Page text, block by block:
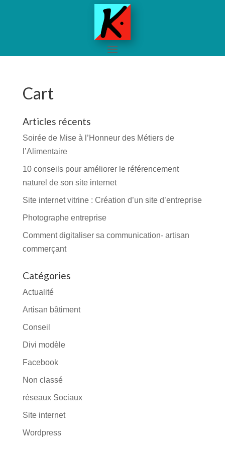
Cart
Articles récents
Soirée de Mise à l’Honneur des Métiers de
l’Alimentaire
10 conseils pour améliorer le référencement
naturel de son site internet
Site internet vitrine : Création d’un site d’entreprise
Photographe entreprise
Comment digitaliser sa communication- artisan
commerçant
Catégories
Actualité
Artisan bâtiment
Conseil
Divi modèle
Facebook
Non classé
réseaux Sociaux
Site internet
Wordpress